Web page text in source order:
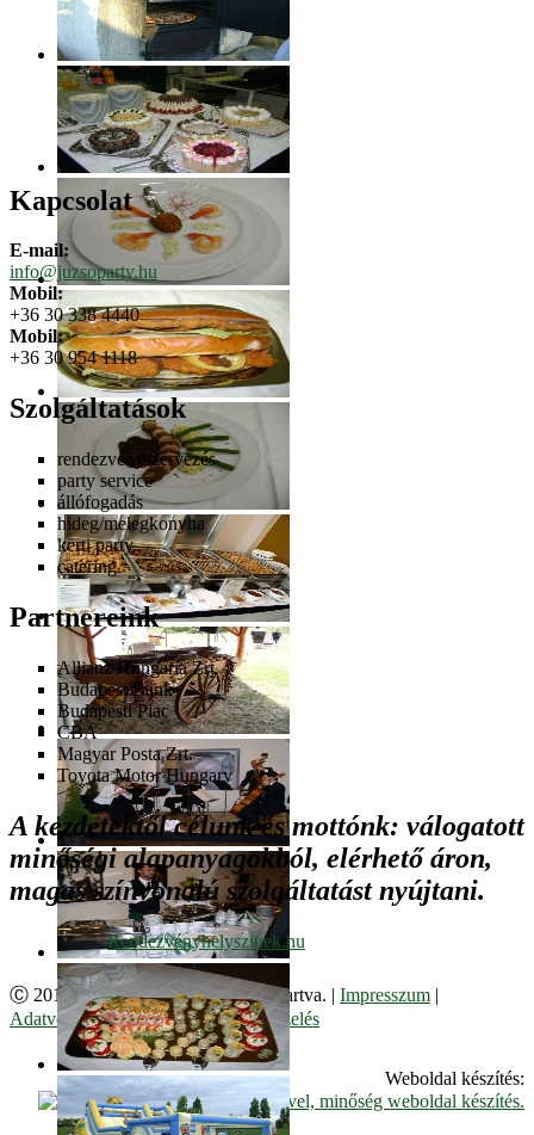
Kapcsolat
E-mail:
info@juzsoparty.hu
Mobil:
+36 30 338 4440
Mobil:
+36 30 954 1118
Szolgáltatások
rendezvényszervezés
party service
állófogadás
hideg/melegkonyha
kerti party
catering
Partnereink
Allianz Hungária Zrt.
Budapest Bank
Budapesti Piac
CBA
Magyar Posta Zrt.
Toyota Motor Hungary
A kezdetektől célunk és mottónk: válogatott
minőségi alapanyagokból, elérhető áron,
magas színvonalú szolgáltatást nyújtani.
Ⓒ 2017. Juzso Bt. Minden jog fenntartva. | Impresszum |
Adatvédelmi Szabályzat|Cookie kezelés
Weboldal készítés: